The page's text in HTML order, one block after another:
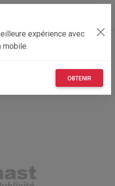
expérience avec
mobile.
OBTENIR
Rhône-Alpes